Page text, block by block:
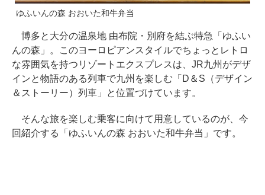
ゆふいんの森 おおいた和牛弁当
博多と大分の温泉地 由布院・別府を結ぶ特急「ゆふい
んの森」。このヨーロピアンスタイルでちょっとレトロ
な雰囲気を持つリゾートエクスプレスは、JR九州がデザ
インと物語のある列車で九州を楽しむ「D＆S（デザイン
＆ストーリー）列車」と位置づけています。
そんな旅を楽しむ乗客に向けて用意しているのが、今
回紹介する「ゆふいんの森 おおいた和牛弁当」です。